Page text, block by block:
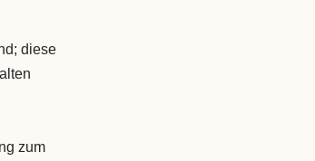
diese
zum